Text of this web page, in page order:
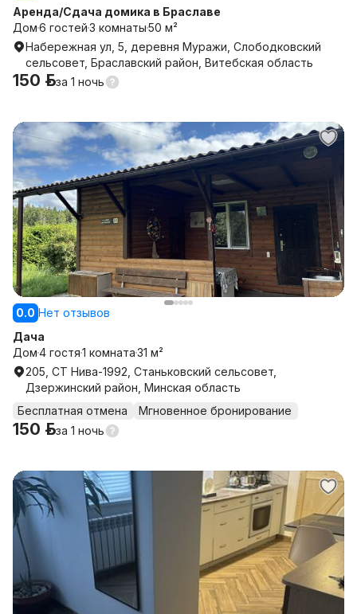
Аренда/Сдача домика в Браславе
Дом6 гостей3 комнаты50 м²
Набережная ул, 5, деревня Муражи, Слободковский
сельсовет, Браславский район, Витебская область
150 р.за 1 ночь
0.0 Нет отзывов
Дача
Дом4 гостя1 комната31 м²
205, СТ Нива-1992, Станьковский сельсовет,
Дзержинский район, Минская область
Бесплатная отмена
Мгновенное бронирование
150 р.за 1 ночь